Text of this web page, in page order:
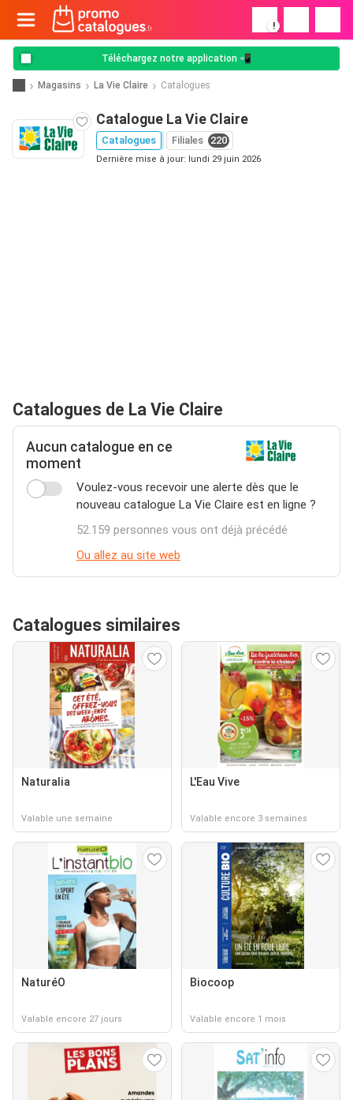
!
Téléchargez notre application 📲
Magasins La Vie Claire Catalogues
Catalogue La Vie Claire
Catalogues Filiales 220
Dernière mise à jour: lundi 29 juin 2026
Catalogues de La Vie Claire
Aucun catalogue en ce
moment
Voulez-vous recevoir une alerte dès que le
nouveau catalogue La Vie Claire est en ligne ?
52.159 personnes vous ont déjà précédé
Ou allez au site web
Catalogues similaires
Naturalia
Valable une semaine
L'Eau Vive
Valable encore 3 semaines
NaturéO
Valable encore 27 jours
Biocoop
Valable encore 1 mois